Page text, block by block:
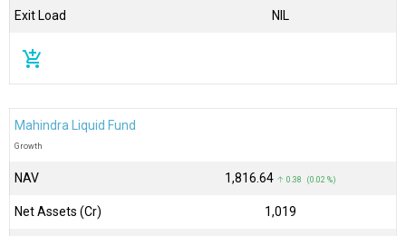
Exit Load NIL
add_shopping_cart
Mahindra Liquid Fund
Growth
NAV ₹1,816.64 ↑ 0.38 (0.02 %)
Net Assets (Cr) ₹1,019